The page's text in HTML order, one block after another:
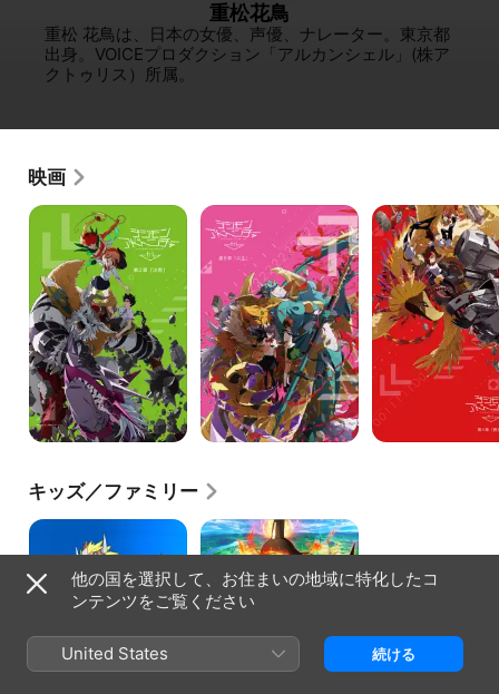
重松花鳥
重松 花鳥は、日本の女優、声優、ナレーター。東京都
出身。VOICEプロダクション「アルカンシェル」(株ア
クトゥリス）所属。
映画
デ
ジ
ン
ア
ド
ベ
ン
チ
ャ
ー
tri.
第
2
決
意
デ
ジ
ン
ド
ベ
ン
チ
ャ
ー
tri.
第
5
共
生
デ
ジ
モ
ン
ア
ド
ベ
ン
チ
ャ
ー
tri.
第
4
キッズ／ファミリー
デ
ル
モ
ス
ー
デ
ジ
ン
ア
ベ
チ
他の国を選択して、お住まいの地域に特化したコ
ンテンツをご覧ください
United States 続ける